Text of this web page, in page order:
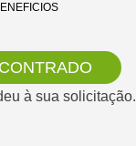
à sua solicitação.